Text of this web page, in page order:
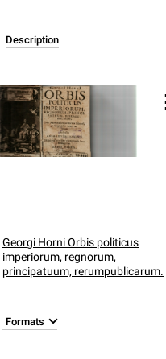
Description
Georgi Horni Orbis politicus
imperiorum, regnorum,
principatuum, rerumpublicarum.
Formats